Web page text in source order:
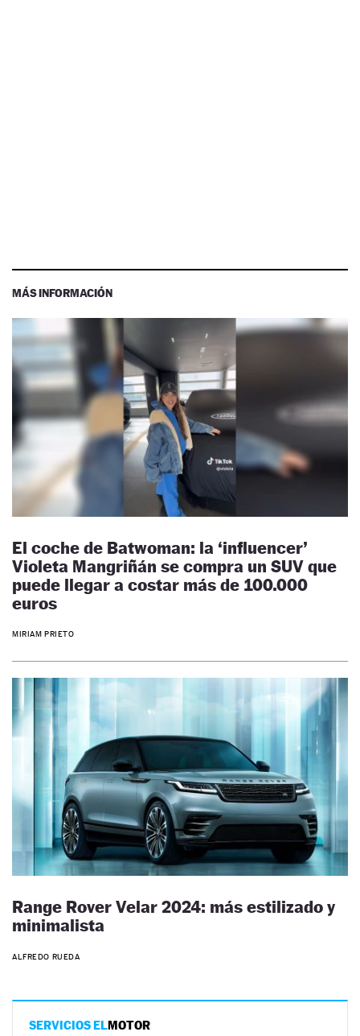
MÁS INFORMACIÓN
El coche de Batwoman: la ‘influencer’
Violeta Mangriñán se compra un SUV que
puede llegar a costar más de 100.000
euros
MIRIAM PRIETO
Range Rover Velar 2024: más estilizado y
minimalista
ALFREDO RUEDA
SERVICIOS ELMOTOR